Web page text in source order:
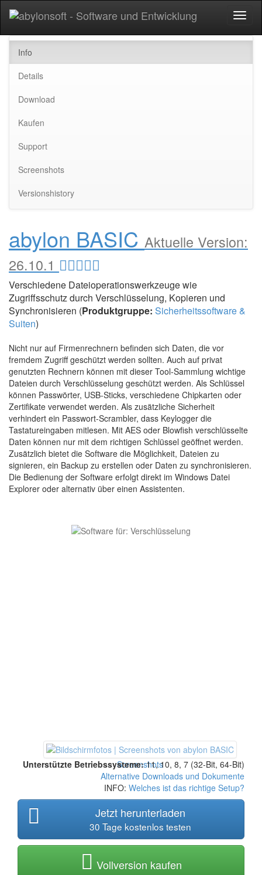
Info
Details
Download
Kaufen
Support
Screenshots
Versionshistory
abylon BASIC Aktuelle Version:
26.10.1
Verschiedene Dateioperationswerkzeuge wie
Zugriffsschutz durch Verschlüsselung, Kopieren und
Synchronisieren (Produktgruppe: Sicherheitssoftware &
Suiten)
Nicht nur auf Firmenrechnern befinden sich Daten, die vor
fremdem Zugriff geschützt werden sollten. Auch auf privat
genutzten Rechnern können mit dieser Tool-Sammlung wichtige
Dateien durch Verschlüsselung geschützt werden. Als Schlüssel
können Passwörter, USB-Sticks, verschiedene Chipkarten oder
Zertifikate verwendet werden. Als zusätzliche Sicherheit
verhindert ein Passwort-Scrambler, dass Keylogger die
Tastatureingaben mitlesen. Mit AES oder Blowfish verschlüsselte
Daten können nur mit dem richtigen Schlüssel geöffnet werden.
Zusätzlich bietet die Software die Möglichkeit, Dateien zu
signieren, ein Backup zu erstellen oder Daten zu synchronisieren.
Die Bedienung der Software erfolgt direkt im Windows Datei
Explorer oder alternativ über einen Assistenten.
Screenshots
Unterstützte Betriebssysteme: 11, 10, 8, 7 (32-Bit, 64-Bit)
Alternative Downloads und Dokumente
INFO: Welches ist das richtige Setup?
Jetzt herunterladen
30 Tage kostenlos testen
Vollversion kaufen